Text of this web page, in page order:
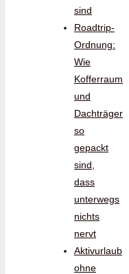
sind
Roadtrip-
Ordnung:
Wie
Kofferraum
und
Dachträger
so
gepackt
sind,
dass
unterwegs
nichts
nervt
Aktivurlaub
ohne